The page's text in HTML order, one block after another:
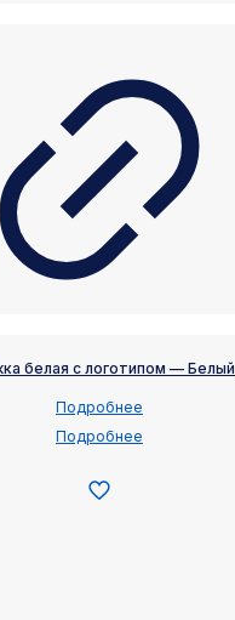
белая с логотипом — Белый
Подробнее
Подробнее